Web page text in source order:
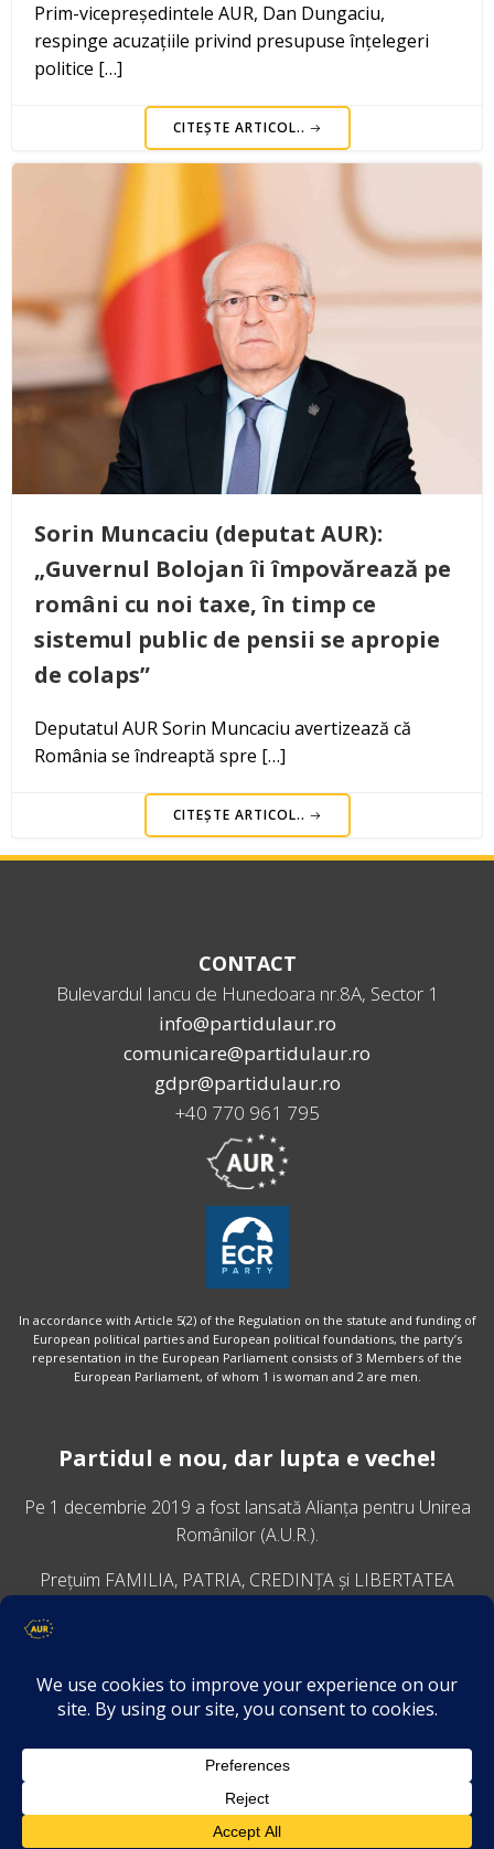
Prim-vicepreședintele AUR, Dan Dungaciu,
respinge acuzațiile privind presupuse înțelegeri
politice […]
CITEȘTE ARTICOL..
Sorin Muncaciu (deputat AUR):
„Guvernul Bolojan îi împovărează pe
români cu noi taxe, în timp ce
sistemul public de pensii se apropie
de colaps”
Deputatul AUR Sorin Muncaciu avertizează că
România se îndreaptă spre […]
CITEȘTE ARTICOL..
CONTACT
Bulevardul Iancu de Hunedoara nr.8A, Sector 1
info@partidulaur.ro
comunicare@partidulaur.ro
gdpr@partidulaur.ro
+40 770 961 795
In accordance with Article 5(2) of the Regulation on the statute and funding of
European political parties and European political foundations, the party’s
representation in the European Parliament consists of 3 Members of the
European Parliament, of whom 1 is woman and 2 are men.
Partidul e nou, dar lupta e veche!
Pe 1 decembrie 2019 a fost lansatăAlianța pentru Unirea
Românilor (A.U.R.).
Prețuim FAMILIA, PATRIA, CREDINȚA și LIBERTATEA
VINO ALĂTURI DE NOI
Descarcă aplicația Platforma AUR
Termeni și condiții de confidențialitate
GDPR